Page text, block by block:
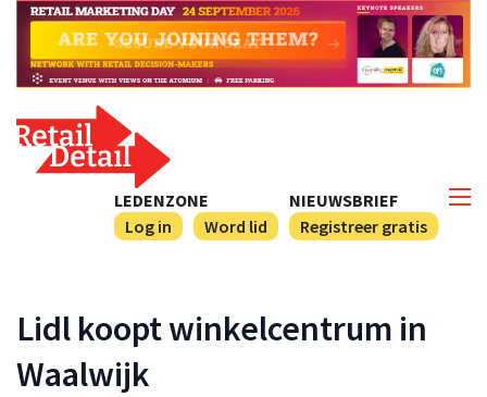
NIEUWSBRIEF
Registreer gratis
LEDENZONE
Log in
Word lid
Lidl koopt winkelcentrum in
Waalwijk